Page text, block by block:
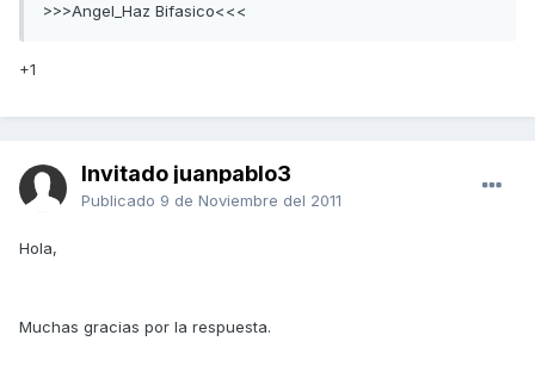
>>>Angel_Haz Bifasico<<<
+1
Invitado juanpablo3
Publicado 9 de Noviembre del 2011
Hola,
Muchas gracias por la respuesta.